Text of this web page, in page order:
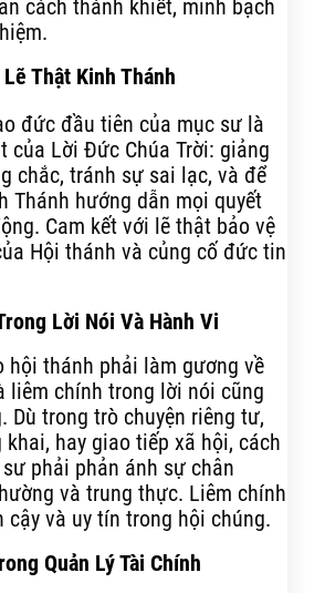
cách thánh khiết, minh bạch
Thật Kinh Thánh
đức đầu tiên của mục sư là
của Lời Đức Chúa Trời: giảng
chắc, tránh sự sai lạc, và để
Thánh hướng dẫn mọi quyết
Cam kết với lẽ thật bảo vệ
Hội thánh và củng cố đức tin
Lời Nói Và Hành Vi
hội thánh phải làm gương về
liêm chính trong lời nói cũng
Dù trong trò chuyện riêng tư,
khai, hay giao tiếp xã hội, cách
phải phản ánh sự chân
và trung thực. Liêm chính
cậy và uy tín trong hội chúng.
Quản Lý Tài Chính